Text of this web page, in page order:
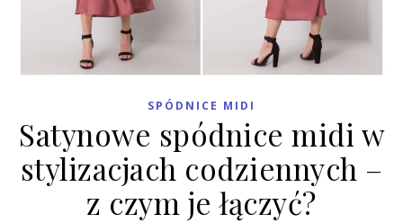
SPÓDNICE MIDI
Satynowe spódnice midi w
stylizacjach codziennych –
z czym je łączyć?